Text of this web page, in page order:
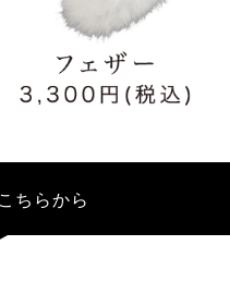
ちらから